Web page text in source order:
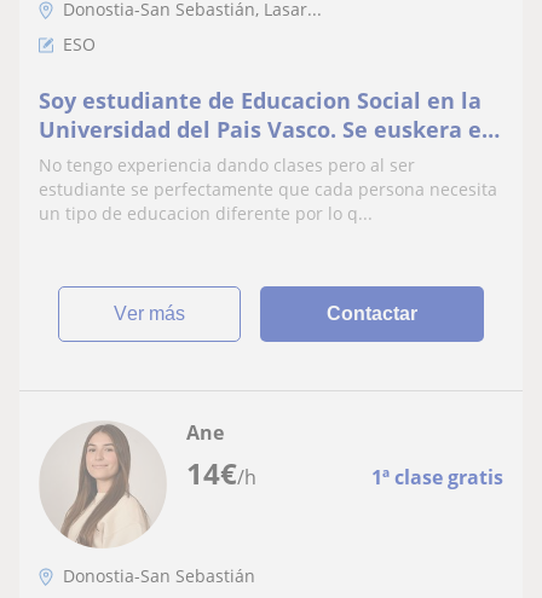
Donostia-San Sebastián, Lasar...
ESO
Soy estudiante de Educacion Social en la
Universidad del Pais Vasco. Se euskera e
ingles. Ademas tengo experiencia
cuidando niños, hace dos años con un
niño de 5 años y este verano con una niña
No tengo experiencia dando clases pero al ser
estudiante se perfectamente que cada persona necesita
un tipo de educacion diferente por lo q...
ver más Contactar
14€/h 1ª clase gratis
Ane
Donostia-San Sebastián